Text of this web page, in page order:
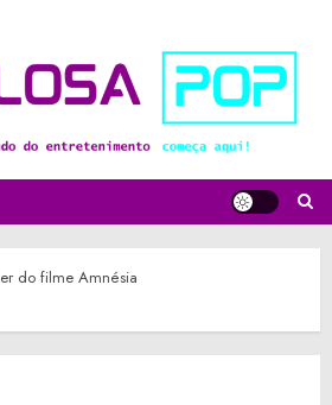
do filme Amnésia